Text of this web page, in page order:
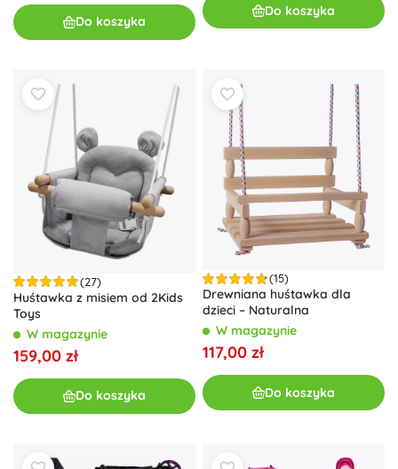
Do koszyka
Do koszyka
(27)
Huśtawka z misiem od 2Kids
Toys
W magazynie
159,00 zł
Do koszyka
(15)
Drewniana huśtawka dla
dzieci – Naturalna
W magazynie
117,00 zł
Do koszyka